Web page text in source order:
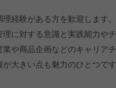
経験がある方を歓迎します。
理に対する意識と実践能力や
や商品企画などのキャリア
大きい点も魅力のひとつです